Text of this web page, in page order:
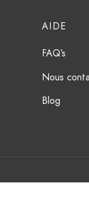
AIDE
FAQ’s
Nous
Blog